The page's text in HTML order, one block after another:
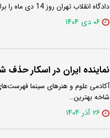
دادگاه انقلاب تهران روز 14 دی ماه را برای جلسه رسیدگی به پرونده «جعفر پناهی» تعیین کرد.
۰۶ دی ۱۴۰۴
نماینده ایران در اسکار حذف
شاخه بهترین…
۲۶ آذر ۱۴۰۴